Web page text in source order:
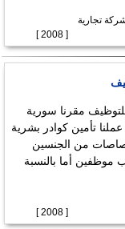
تجارية
[ 2008 ]
مقرنا سورية
تأمين كوادر بشرية
من الجنسين
موظفين أما بالنسبة
[ 2008 ]